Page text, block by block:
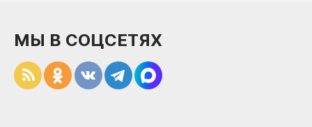
МЫ В СОЦСЕТЯХ